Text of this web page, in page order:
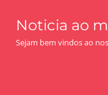
content
Noticia ao
Sejam bem vindos ao